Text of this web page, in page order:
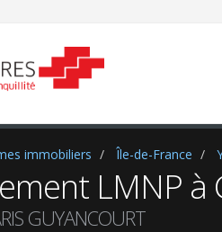
immobiliers Île-de-France
LMNP à
GUYANCOURT